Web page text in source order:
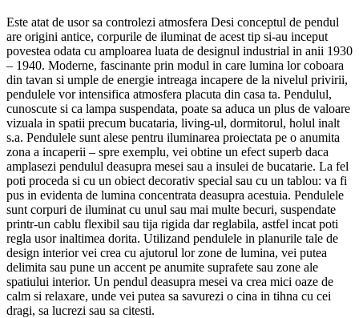
Este atat de usor sa controlezi atmosfera Desi conceptul de pendul
are origini antice, corpurile de iluminat de acest tip si-au inceput
povestea odata cu amploarea luata de designul industrial in anii 1930
– 1940. Moderne, fascinante prin modul in care lumina lor coboara
din tavan si umple de energie intreaga incapere de la nivelul privirii,
pendulele vor intensifica atmosfera placuta din casa ta. Pendulul,
cunoscute si ca lampa suspendata, poate sa aduca un plus de valoare
vizuala in spatii precum bucataria, living-ul, dormitorul, holul inalt
s.a. Pendulele sunt alese pentru iluminarea proiectata pe o anumita
zona a incaperii – spre exemplu, vei obtine un efect superb daca
amplasezi pendulul deasupra mesei sau a insulei de bucatarie. La fel
poti proceda si cu un obiect decorativ special sau cu un tablou: va fi
pus in evidenta de lumina concentrata deasupra acestuia. Pendulele
sunt corpuri de iluminat cu unul sau mai multe becuri, suspendate
printr-un cablu flexibil sau tija rigida dar reglabila, astfel incat poti
regla usor inaltimea dorita. Utilizand pendulele in planurile tale de
design interior vei crea cu ajutorul lor zone de lumina, vei putea
delimita sau pune un accent pe anumite suprafete sau zone ale
spatiului interior. Un pendul deasupra mesei va crea mici oaze de
calm si relaxare, unde vei putea sa savurezi o cina in tihna cu cei
dragi, sa lucrezi sau sa citesti.